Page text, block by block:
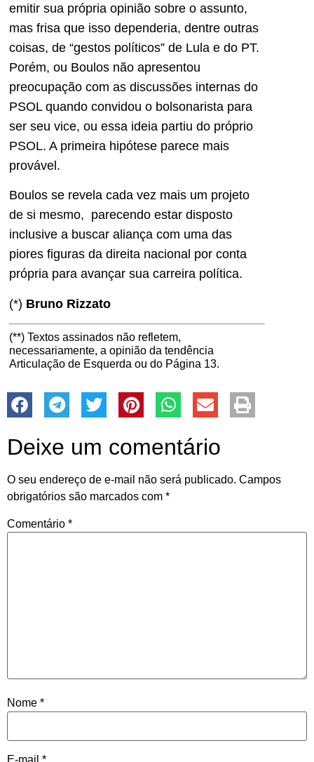
emitir sua própria opinião sobre o assunto,
mas frisa que isso dependeria, dentre outras
coisas, de “gestos políticos” de Lula e do PT.
Porém, ou Boulos não apresentou
preocupação com as discussões internas do
PSOL quando convidou o bolsonarista para
ser seu vice, ou essa ideia partiu do próprio
PSOL. A primeira hipótese parece mais
provável.
Boulos se revela cada vez mais um projeto
de si mesmo, parecendo estar disposto
inclusive a buscar aliança com uma das
piores figuras da direita nacional por conta
própria para avançar sua carreira política.
(*) Bruno Rizzato
(**) Textos assinados não refletem,
necessariamente, a opinião da tendência
Articulação de Esquerda ou do Página 13.
Deixe um comentário
O seu endereço de e-mail não será publicado. Campos
obrigatórios são marcados com *
Comentário *
Nome *
E-mail *